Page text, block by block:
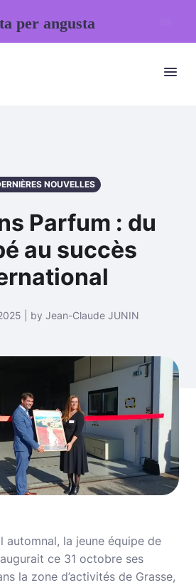
NOUVELLES
Parfum : du
au succès
| by Jean-Claude JUNIN
automnal, la jeune équipe de
ce 31 octobre ses
la zone d’activités de Grasse,
per angusta